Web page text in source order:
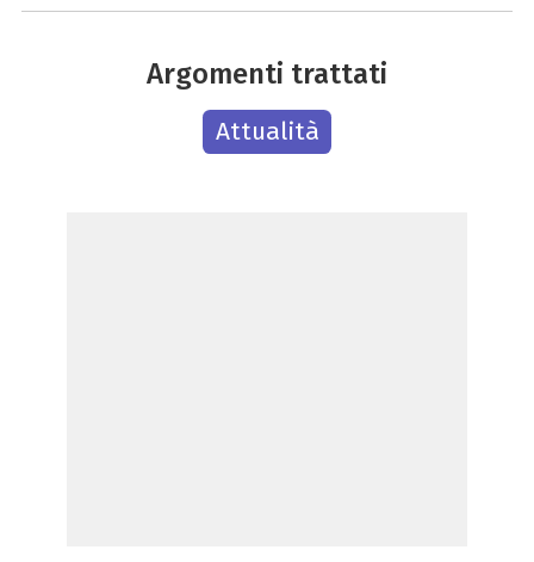
Argomenti trattati
Attualità